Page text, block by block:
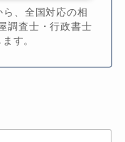
、全国対応の相
調査士・行政書士
す。